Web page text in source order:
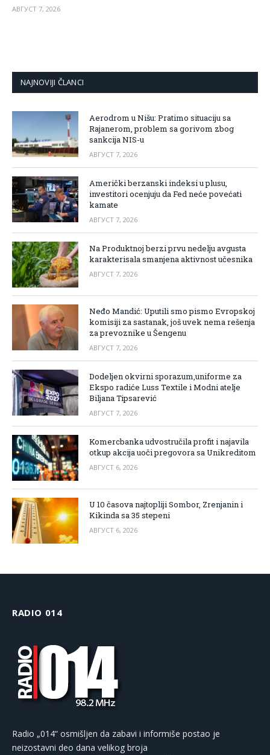
АВГУСТ 7, 2026
NAJNOVIJI ČLANCI
Aerodrom u Nišu: Pratimo situaciju sa
Rajanerom, problem sa gorivom zbog
sankcija NIS-u
АВГУСТ 7, 2026
Američki berzanski indeksi u plusu,
investitori ocenjuju da Fed neće povećati
kamate
АВГУСТ 7, 2026
Na Produktnoj berzi prvu nedelju avgusta
karakterisala smanjena aktivnost učesnika
АВГУСТ 7, 2026
Neđo Mandić: Uputili smo pismo Evropskoj
komisiji za sastanak, još uvek nema rešenja
za prevoznike u Šengenu
АВГУСТ 7, 2026
Dodeljen okvirni sporazum,uniforme za
Ekspo radiće Luss Textile i Modni atelje
Biljana Tipsarević
АВГУСТ 7, 2026
Komercbanka udvostručila profit i najavila
otkup akcija uoči pregovora sa Unikreditom
АВГУСТ 6, 2026
U 10 časova najtopliji Sombor, Zrenjanin i
Kikinda sa 35 stepeni
АВГУСТ 6, 2026
RADIO 014
Radio „014“ osmišljen da zabavi i informiše postao je
neizostavni deo dana velikog broja